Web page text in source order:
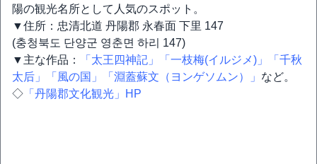
陽の観光名所として人気のスポット。
▼住所：忠清北道 丹陽郡 永春面 下里 147
(충청북도 단양군 영춘면 하리 147)
▼主な作品：
「太王四神記」 「一枝梅(イルジメ)」
「千秋
太后」
「風の国」 「淵蓋蘇文（ヨンゲソムン）」 など。
◇ 「丹陽郡文化観光」HP